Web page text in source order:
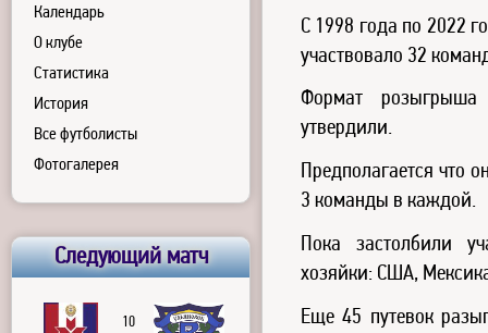
С 1998 года по 2022
участвовало 32
Формат
утвердили.
Предполагается что
3 команды в каждой.
Пока застолбили
хозяйки: США,
Еще 45 путевок
Календарь
О клубе
Статистика
История
Все футболисты
Фотогалерея
Следующий матч
10